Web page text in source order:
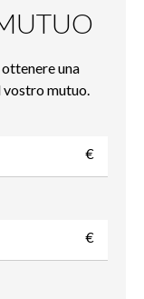
una
mutuo.
€
€